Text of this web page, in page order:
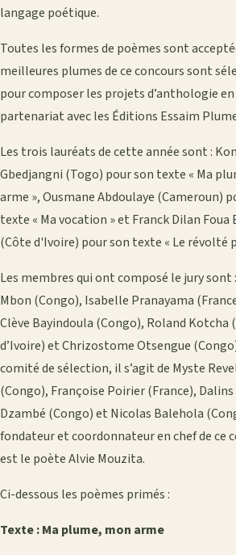
langage poétique.
Toutes les formes de poèmes sont
meilleures plumes de ce concours sont
pour composer les projets d’anthologie en
partenariat avec les Éditions Essaim
Les trois lauréats de cette année sont :
Gbedjangni (Togo) pour son texte « Ma
arme », Ousmane Abdoulaye (Cameroun)
texte « Ma vocation » et Franck Dilan Foua
(Côte d'Ivoire) pour son texte « Le révolté
Les membres qui ont composé le jury sont
Mbon (Congo), Isabelle Pranayama
Clève Bayindoula (Congo), Roland Kotcha
d’Ivoire) et Chrizostome Otsengue
comité de sélection, il s’agit de Myste
(Congo), Françoise Poirier (France),
Dzambé (Congo) et Nicolas Balehola
fondateur et coordonnateur en chef de ce
est le poète Alvie Mouzita.
Ci-dessous les poèmes primés :
Texte : Ma plume, mon arme